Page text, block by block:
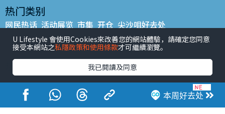
本周好去处
热门类别
网民热话 活动展览 市集 开仓 尖沙咀好去处
铜锣湾好去处 元朗好去处 荃湾好去处 旺角好去处 社会
餐厅情报 户外郊游
热门标签
#UGO揾好去处 #人气活动推介 #美食社群热话
#亲子玩乐好去处
#ULifestyle应用程式
#限时抢
#UJetso礼物放送
#ULifestyle商户中心 #著数 #网络热话
U Lifestyle 會使用Cookies來改善您的網站體驗，請確定您同意
接受本網站之私隱政策和使用條款才可繼續瀏覽。
我已閱讀及同意